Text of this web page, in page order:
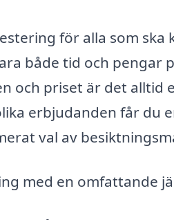
för alla som ska
både tid och pengar
och priset är det alltid
erbjudanden får du
val av
med en omfattande